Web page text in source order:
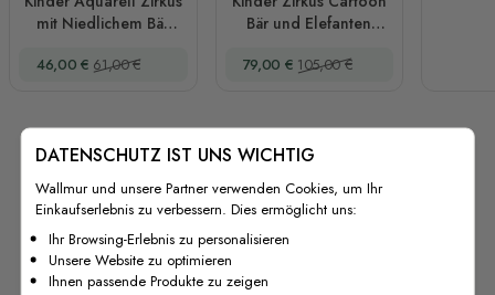
mit Niedlichem Bär
Wandtattoo
Sonderpreis
46,00 € Regulärer Preis
61,00 €
Bär und Elefanten
Sonderpreis
79,00 € Regulärer Preis
105,00 €
DATENSCHUTZ IST UNS WICHTIG
Wallmur und unsere Partner verwenden Cookies, um Ihr
Einkaufserlebnis zu verbessern. Dies ermöglicht uns:
Ihr Browsing-Erlebnis zu personalisieren
Unsere Website zu optimieren
Ihnen passende Produkte zu zeigen